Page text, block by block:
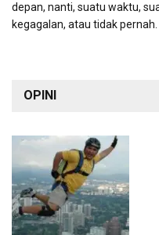
depan, nanti, suatu waktu,
kegagalan, atau tidak pernah.
OPINI